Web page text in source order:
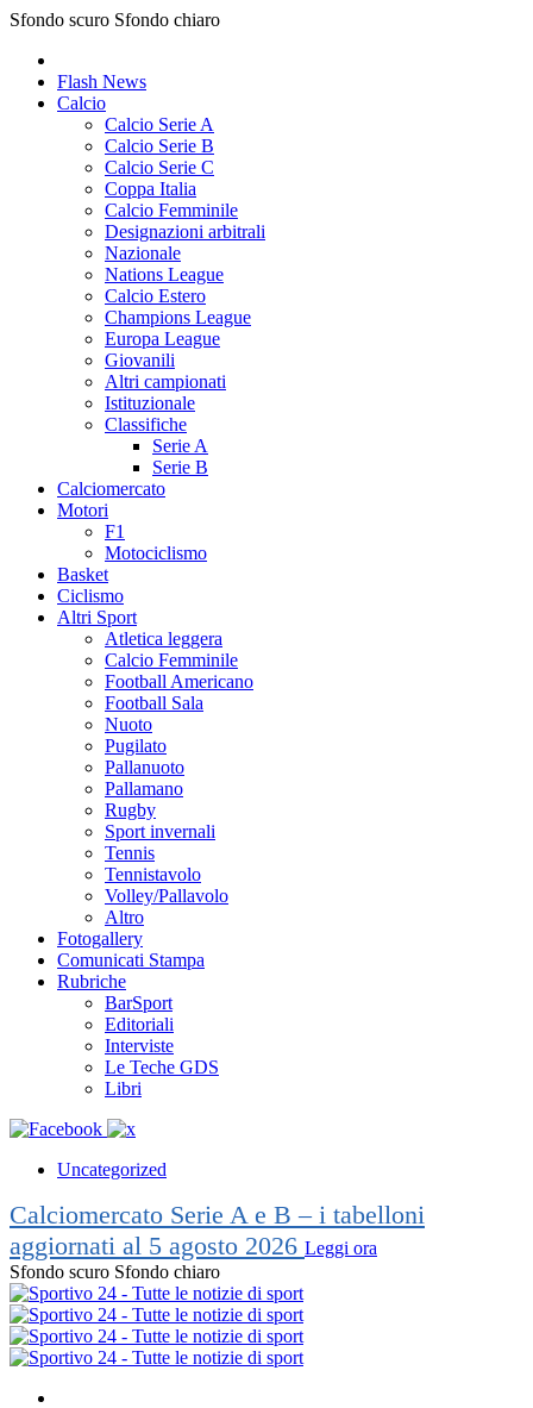
Sfondo scuro Sfondo chiaro
Flash News
Calcio
Calcio Serie A
Calcio Serie B
Calcio Serie C
Coppa Italia
Calcio Femminile
Designazioni arbitrali
Nazionale
Nations League
Calcio Estero
Champions League
Europa League
Giovanili
Altri campionati
Istituzionale
Classifiche
Serie A
Serie B
Calciomercato
Motori
F1
Motociclismo
Basket
Ciclismo
Altri Sport
Atletica leggera
Calcio Femminile
Football Americano
Football Sala
Nuoto
Pugilato
Pallanuoto
Pallamano
Rugby
Sport invernali
Tennis
Tennistavolo
Volley/Pallavolo
Altro
Fotogallery
Comunicati Stampa
Rubriche
BarSport
Editoriali
Interviste
Le Teche GDS
Libri
Uncategorized
Calciomercato Serie A e B – i tabelloni
aggiornati al 5 agosto 2026 Leggi ora
Sfondo scuro Sfondo chiaro